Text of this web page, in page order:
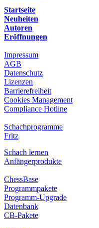
Startseite
Neuheiten
Autoren
Eröffnungen
Impressum
AGB
Datenschutz
Lizenzen
Barrierefreiheit
Cookies Management
Compliance Hotline
Schachprogramme
Fritz
Schach lernen
Anfängerprodukte
ChessBase
Programmpakete
Programm-Upgrade
Datenbank
CB-Pakete